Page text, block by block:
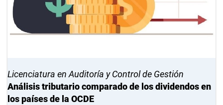
Licenciatura en Auditoría y Control de Gestión
Análisis tributario comparado de los dividendos en
los países de la OCDE